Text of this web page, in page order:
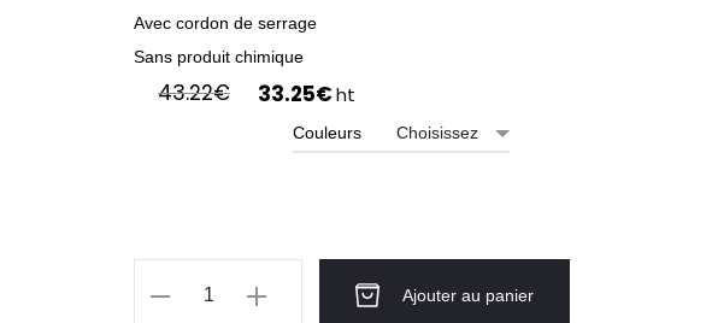
Avec cordon de serrage
Sans produit chimique
43.22€ 33.25€ Le
actuel
ht
Couleurs
Ajouter au panier